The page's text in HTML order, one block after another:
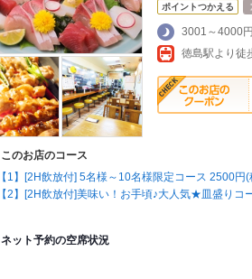
ポイントつかえる
3001～4000円
徳島駅より徒
このお店のコース
【1】[2H飲放付] 5名様～10名様限定コース 2500円(
【2】[2H飲放付]美味い！お手頃♪大人気★皿盛りコ
ネット予約の空席状況